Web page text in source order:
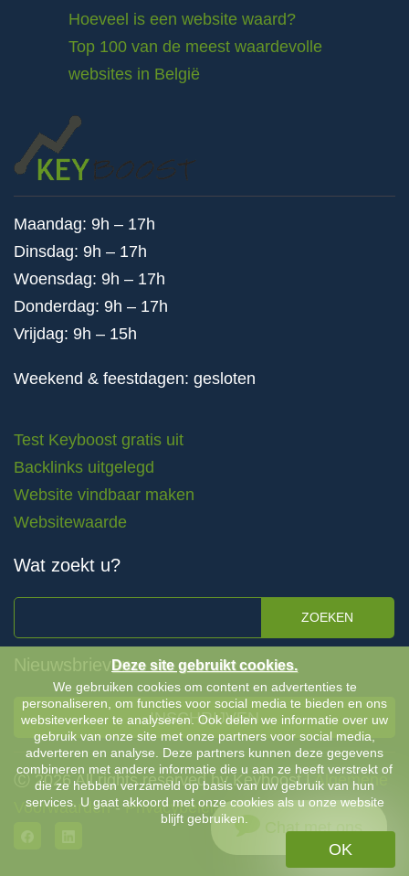
Hoeveel is een website waard?
Top 100 van de meest waardevolle
websites in België
Maandag: 9h – 17h
Dinsdag: 9h – 17h
Woensdag: 9h – 17h
Donderdag: 9h – 17h
Vrijdag: 9h – 15h
Weekend & feestdagen: gesloten
Test Keyboost gratis uit
Backlinks uitgelegd
Website vindbaar maken
Websitewaarde
Wat zoekt u?
ZOEKEN
Nieuwsbrieven
INSCHRIJVEN
Ⓒ 2026 All rights reserved by Keyboost |Algemene
Voorwaarden-Privacybeleid
Chat met ons
Deze site gebruikt cookies.
We gebruiken cookies om content en advertenties te
personaliseren, om functies voor social media te bieden en ons
websiteverkeer te analyseren. Ook delen we informatie over uw
gebruik van onze site met onze partners voor social media,
adverteren en analyse. Deze partners kunnen deze gegevens
combineren met andere informatie die u aan ze heeft verstrekt of
die ze hebben verzameld op basis van uw gebruik van hun
services. U gaat akkoord met onze cookies als u onze website
blijft gebruiken.
OK